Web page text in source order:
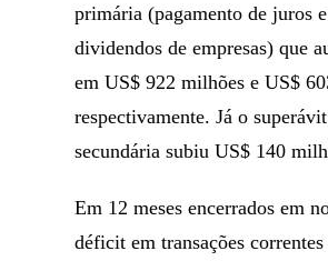
primária (pagamento de juros
dividendos de empresas) que
em US$ 922 milhões e US$
respectivamente. Já o
secundária subiu US$ 140
Em 12 meses encerrados em
déficit em transações